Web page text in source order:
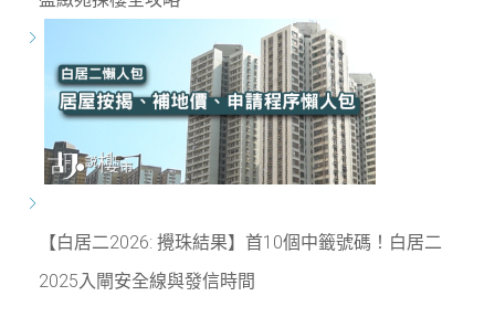
【白居二2026: 攪珠結果】首10個中籤號碼！白居二
2025入閘安全線與發信時間